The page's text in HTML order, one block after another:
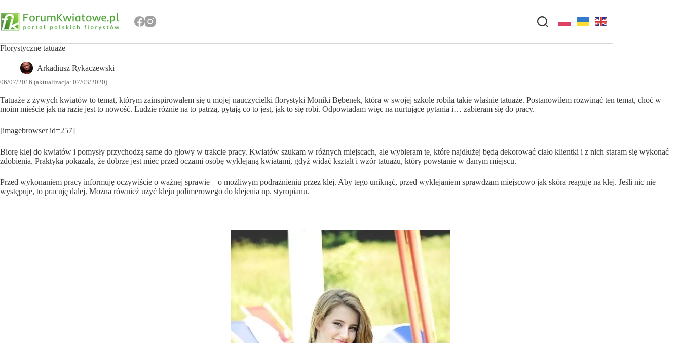
do
treści
Florystyczne tatuaże
Arkadiusz Rykaczewski
06/07/2016 (aktualizacja: 07/03/2020)
Tatuaże z żywych kwiatów to temat, którym zainspirowałem się u mojej nauczycielki florystyki Moniki Bębenek, która w swojej szkole robiła takie właśnie tatuaże. Postanowiłem rozwinąć ten temat, choć w
moim mieście jak na razie jest to nowość. Ludzie różnie na to patrzą, pytają co to jest, jak to się robi. Odpowiadam więc na nurtujące pytania i… zabieram się do pracy.
[imagebrowser id=257]
Biorę klej do kwiatów i pomysły przychodzą same do głowy w trakcie pracy. Kwiatów szukam w różnych miejscach, ale wybieram te, które najdłużej będą dekorować ciało klientki i z nich staram się wykonać
zdobienia. Praktyka pokazała, że dobrze jest miec przed oczami osobę wyklejaną kwiatami, gdyż widać kształt i wzór tatuażu, który powstanie w danym miejscu.
Przed wykonaniem pracy informuję oczywiście o ważnej sprawie – o możliwym podrażnieniu przez klej. Aby tego uniknąć, przed wyklejaniem sprawdzam miejscowo jak skóra reaguje na klej. Jeśli nic nie
występuje, to pracuję dalej. Można również użyć kleju polimerowego do klejenia np. styropianu.